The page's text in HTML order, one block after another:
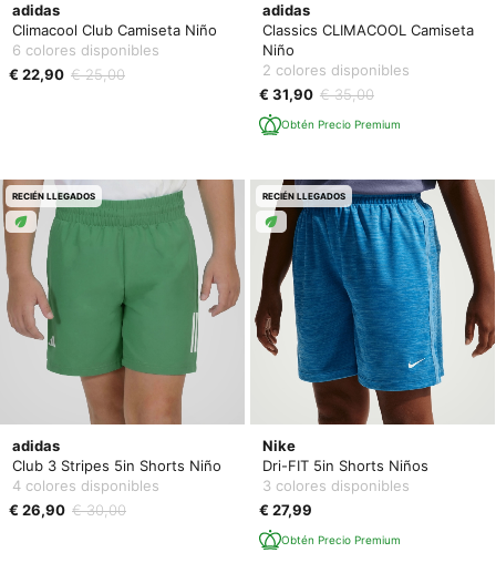
adidas
Climacool Club Camiseta Niño
6 colores disponibles
€ 22,90 € 25,00
adidas
Classics CLIMACOOL Camiseta
Niño
2 colores disponibles
€ 31,90 € 35,00
Obtén Precio Premium
adidas
Club 3 Stripes 5in Shorts Niño
4 colores disponibles
€ 26,90 € 30,00
RECIÉN LLEGADOS
Nike
Dri-FIT 5in Shorts Niños
3 colores disponibles
€ 27,99
Obtén Precio Premium
RECIÉN LLEGADOS